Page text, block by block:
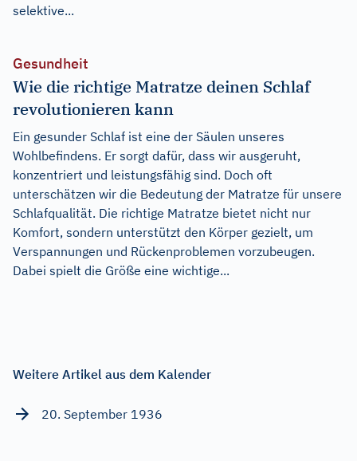
selektive...
Gesundheit
Wie die richtige Matratze deinen Schlaf
revolutionieren kann
Ein gesunder Schlaf ist eine der Säulen unseres
Wohlbefindens. Er sorgt dafür, dass wir ausgeruht,
konzentriert und leistungsfähig sind. Doch oft
unterschätzen wir die Bedeutung der Matratze für unsere
Schlafqualität. Die richtige Matratze bietet nicht nur
Komfort, sondern unterstützt den Körper gezielt, um
Verspannungen und Rückenproblemen vorzubeugen.
Dabei spielt die Größe eine wichtige...
Weitere Artikel aus dem Kalender
20. September 1936